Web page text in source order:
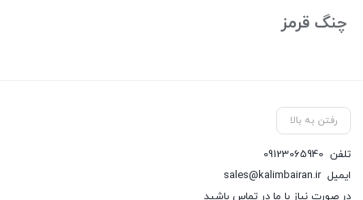
چنگ قرمز
رفتن به بالا
تلفن 09123065940
ایمیلsales@kalimbairan.ir
در صورت نیاز با ما در تماس باشید